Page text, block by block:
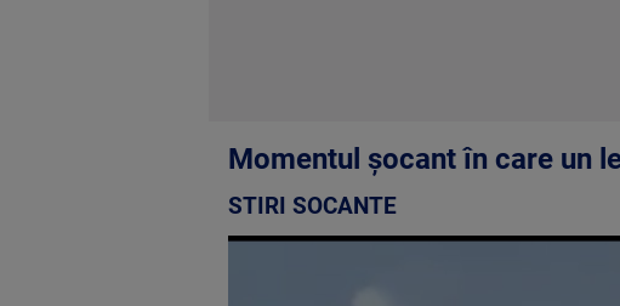
Momentul șocant în care un
STIRI SOCANTE